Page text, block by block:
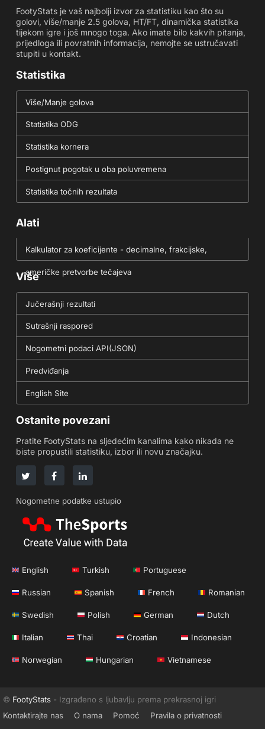
FootyStats je vaš najbolji izvor za statistiku kao što su
golovi, više/manje 2.5 golova, HT/FT, dinamička statistika
tijekom igre i još mnogo toga. Ako imate bilo kakvih pitanja,
prijedloga ili povratnih informacija, nemojte se ustručavati
stupiti u kontakt.
Statistika
Više/Manje golova
Statistika ODG
Statistika kornera
Postignut pogotak u oba poluvremena
Statistika točnih rezultata
Alati
Kalkulator za koeficijente - decimalne, frakcijske,
američke pretvorbe tečajeva
Više
Jučerašnji rezultati
Sutrašnji raspored
Nogometni podaci API(JSON)
Predviđanja
English Site
Ostanite povezani
Pratite FootyStats na sljedećim kanalima kako nikada ne
biste propustili statistiku, izbor ili novu značajku.
Nogometne podatke ustupio
English Turkish Portuguese
Russian Spanish French Romanian
Swedish Polish German Dutch
Italian Thai Croatian Indonesian
Norwegian Hungarian Vietnamese
© FootyStats - Izgrađeno s ljubavlju prema prekrasnoj igri
Kontaktirajte nas
O nama Pomoć Pravila o privatnosti